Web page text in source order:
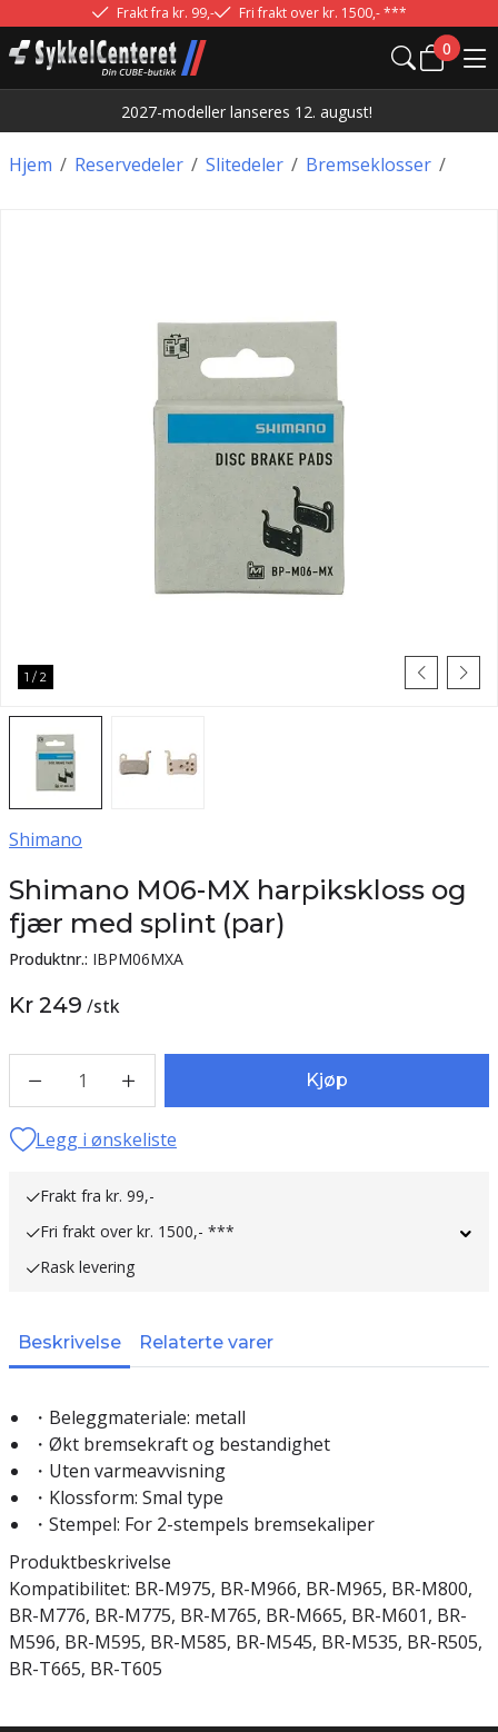
Frakt fra kr. 99,- Fri frakt over kr. 1500,- ***
0
2027-modeller lanseres 12. august!
/
Hjem /
Reservedeler /
Slitedeler /
Bremseklosser
1 / 2
Shimano
Shimano M06-MX harpikskloss og
fjær med splint (par)
Produktnr.: IBPM06MXA
Kr 249 /stk
1 Kjøp
Legg i ønskeliste
Frakt fra kr. 99,-
Fri frakt over kr. 1500,- ***
Rask levering
Beskrivelse Relaterte varer
・Beleggmateriale: metall
・Økt bremsekraft og bestandighet
・Uten varmeavvisning
・Klossform: Smal type
・Stempel: For 2-stempels bremsekaliper
Produktbeskrivelse
Kompatibilitet: BR-M975, BR-M966, BR-M965, BR-M800,
BR-M776, BR-M775, BR-M765, BR-M665, BR-M601, BR-
M596, BR-M595, BR-M585, BR-M545, BR-M535, BR-R505,
BR-T665, BR-T605